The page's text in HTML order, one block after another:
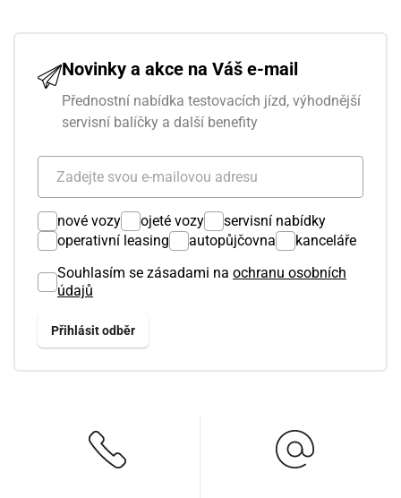
Novinky a akce na Váš e-mail
Přednostní nabídka testovacích jízd, výhodnější
servisní balíčky a další benefity
nové vozy ojeté vozy
servisní nabídky
operativní leasing
autopůjčovna
kanceláře
Souhlasím se zásadami na ochranu osobních
údajů